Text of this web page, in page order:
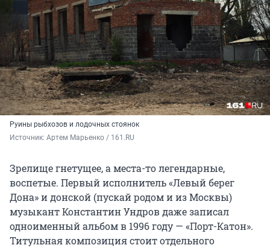
Руины рыбхозов и лодочных стоянок
Источник: Артем Марьенко / 161.RU
Зрелище гнетущее, а места-то легендарные,
воспетые. Первый исполнитель «Левый берег
Дона» и донской (пускай родом и из Москвы)
музыкант Константин Ундров даже записал
одноименный альбом в 1996 году — «Порт-Катон».
Титульная композиция стоит отдельного